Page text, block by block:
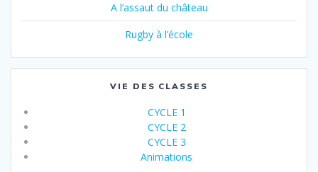
A l’assaut du château
Rugby à l’école
VIE DES CLASSES
CYCLE 1
CYCLE 2
CYCLE 3
Animations